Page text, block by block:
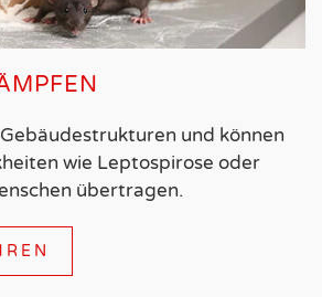
und können
wie Leptospirose oder
übertragen.